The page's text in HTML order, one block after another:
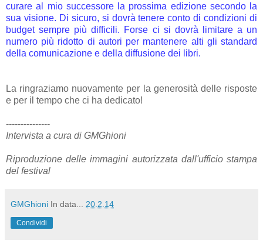
curare a l mio successore
la prossima edizione secondo la
sua visione. Di sicuro, si dovrà tenere conto di condizioni di
budget sempre più difficili. Forse ci si dovrà limitare a un
numero più ridotto di autori per mantenere alti gli standard
della comunicazione e della diffusione dei libri.
La ringraziamo nuovamente per la generosità delle risposte
e per il tempo che ci ha dedicato!
---------------
Intervista a cura di GMGhioni
Riproduzione delle immagini autorizzata dall'ufficio stampa
del festival
GMGhioni In data... 20.2.14
Condividi